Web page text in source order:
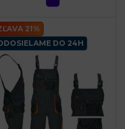
21%
DO 24H